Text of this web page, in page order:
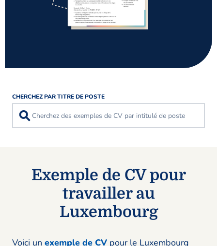
CHERCHEZ PAR TITRE DE POSTE
⚲
Exemple de CV pour
travailler au
Luxembourg
Voici un exemple de CV pour le Luxembourg